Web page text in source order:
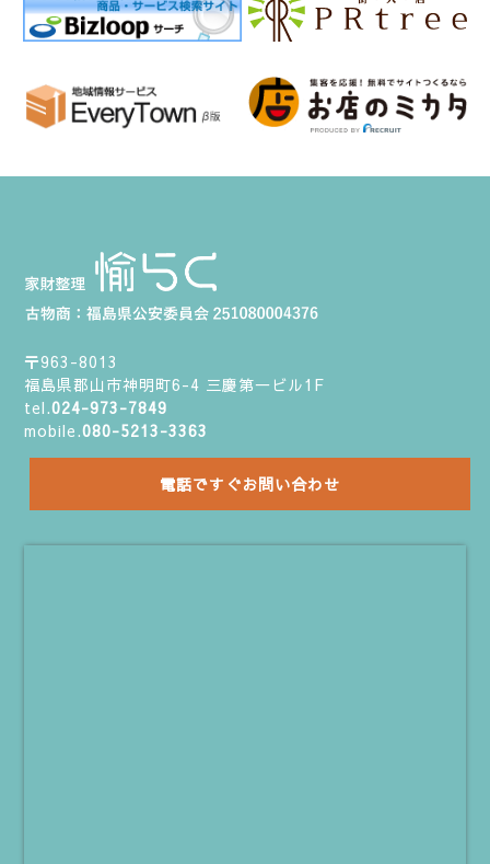
〒963-8013
福島県郡山市神明町6-4 三慶第一ビル1F
tel.024-973-7849
mobile.080-5213-3363
電話ですぐお問い合わせ